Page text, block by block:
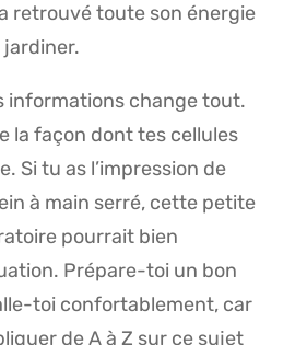
retrouvé toute son énergie
informations change tout.
la façon dont tes cellules
Si tu as l’impression de
à main serré, cette petite
pourrait bien
Prépare-toi un bon
toi confortablement, car
de A à Z sur ce sujet